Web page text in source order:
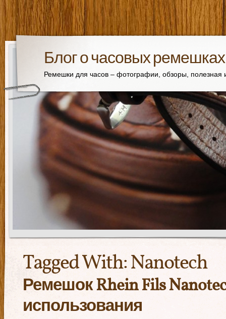
Блог о часовых ремешках
Ремешки для часов – фотографии, обзоры,
Tagged With:Nanotech
Ремешок Rhein Fils
использования